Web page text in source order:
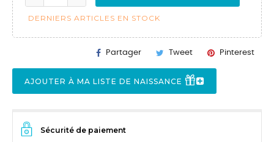
DERNIERS ARTICLES EN STOCK
Partager Tweet Pinterest
AJOUTER À MA LISTE DE NAISSANCE
Sécurité de paiement